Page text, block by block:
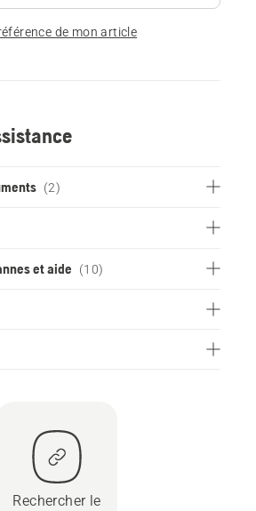
de mon article
(2)
et aide (10)
Rechercher le